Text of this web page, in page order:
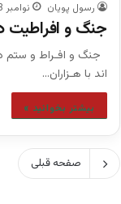
رسول پویان نوامبر 13, 2023
جنگ و افراطیت
جنگ و افـراط و ستم
اند با هـزاران…
بیشتر بخوانید »
صفحه قبلی